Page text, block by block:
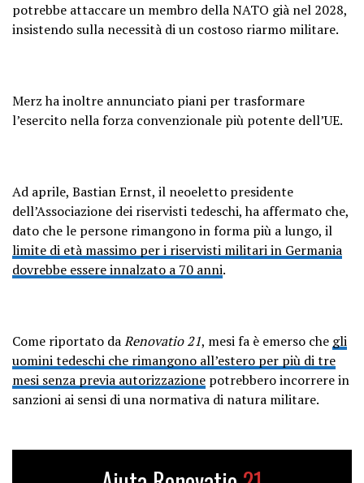
potrebbe attaccare un membro della NATO già nel 2028,
insistendo sulla necessità di un costoso riarmo militare.
Merz ha inoltre annunciato piani per trasformare
l’esercito nella forza convenzionale più potente dell’UE.
Ad aprile, Bastian Ernst, il neoeletto presidente
dell’Associazione dei riservisti tedeschi, ha affermato che,
dato che le persone rimangono in forma più a lungo, il
limite di età massimo per i riservisti militari in Germania
dovrebbe essere innalzato a 70 anni.
Come riportato daRenovatio 21, mesi fa è emerso che gli
uomini tedeschi che rimangono all’estero per più di tre
mesi senza previa autorizzazione potrebbero incorrere in
sanzioni ai sensi di una normativa di natura militare.